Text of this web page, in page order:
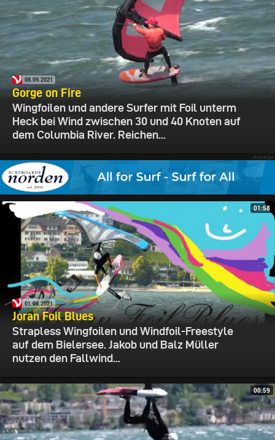
08.09.2021
Gorge on Fire
Wingfoilen und andere Surfer mit Foil unterm
Heck bei Wind zwischen 30 und 40 Knoten auf
dem Columbia River. Reichen...
01:58
01.09.2021
Joran Foil Blues
Strapless Wingfoilen und Windfoil-Freestyle
auf dem Bielersee. Jakob und Balz Müller
nutzen den Fallwind...
00:59